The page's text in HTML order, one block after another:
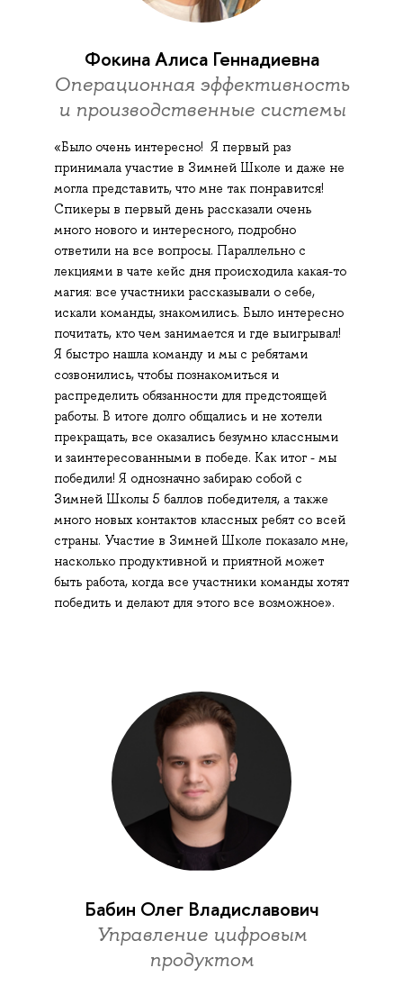
Фокина Алиса Геннадиевна
Операционная эффективность
и производственные системы
«Было очень интересно! Я первый раз
принимала участие в Зимней Школе и даже не
могла представить, что мне так понравится!
Спикеры в первый день рассказали очень
много нового и интересного, подробно
ответили на все вопросы. Параллельно с
лекциями в чате кейс дня происходила какая-то
магия: все участники рассказывали о себе,
искали команды, знакомились. Было интересно
почитать, кто чем занимается и где выигрывал!
Я быстро нашла команду и мы с ребятами
созвонились, чтобы познакомиться и
распределить обязанности для предстоящей
работы. В итоге долго общались и не хотели
прекращать, все оказались безумно классными
и заинтересованными в победе. Как итог - мы
победили! Я однозначно забираю собой с
Зимней Школы 5 баллов победителя, а также
много новых контактов классных ребят со всей
страны. Участие в Зимней Школе показало мне,
насколько продуктивной и приятной может
быть работа, когда все участники команды хотят
победить и делают для этого все возможное».
Бабин Олег Владиславович
Управление цифровым
продуктом